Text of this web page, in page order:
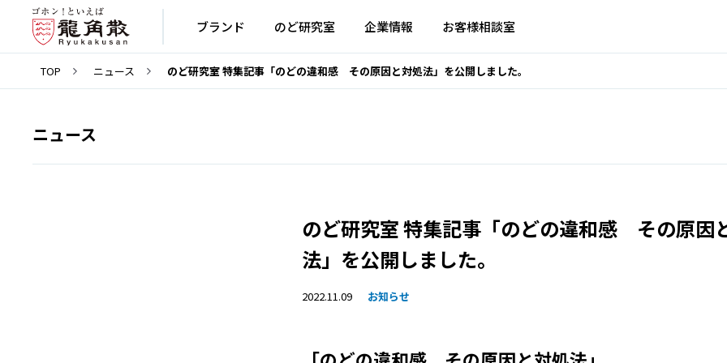
ブランド のど研究室 企業情報 お客様相談室
TOP ニュース のど研究室 特集記事「のどの違和感 その原因と対処法」を公開しました。
ニュース
のど研究室 特集記事「のどの違和感 その原因
法」を公開しました。
2022.11.09 お知らせ